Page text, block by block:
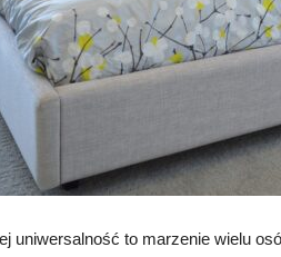
uniwersalność to marzenie wielu